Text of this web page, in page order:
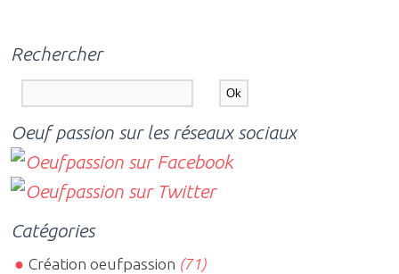
Rechercher
Oeuf passion sur les réseaux sociaux
Catégories
Création oeufpassion (71)